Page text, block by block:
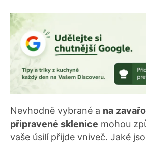
Nevhodně vybrané a na
připravené sklenice mohou
vaše úsilí přijde vniveč. Jaké